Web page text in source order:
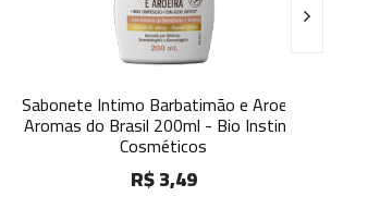
Sabonete Intimo Barbatimão e Aroeira
Aromas do Brasil 200ml - Bio Instinto
Cosméticos
R$ 3,49